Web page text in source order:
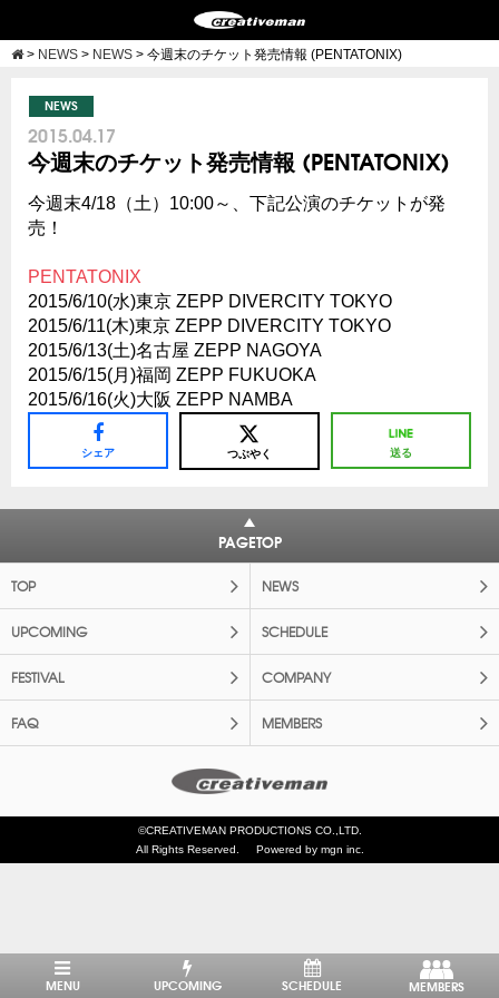
> NEWS > NEWS > 今週末のチケット発売情報 (PENTATONIX)
NEWS
2015.04.17
今週末のチケット発売情報 (PENTATONIX)
今週末4/18（土）10:00～、下記公演のチケットが発
売！
PENTATONIX
2015/6/10(水)東京 ZEPP DIVERCITY TOKYO
2015/6/11(木)東京 ZEPP DIVERCITY TOKYO
2015/6/13(土)名古屋 ZEPP NAGOYA
2015/6/15(月)福岡 ZEPP FUKUOKA
2015/6/16(火)大阪 ZEPP NAMBA
シェア つぶやく 送る
PAGETOP
TOP NEWS
UPCOMING SCHEDULE
FESTIVAL COMPANY
FAQ MEMBERS
©CREATIVEMAN PRODUCTIONS CO.,LTD.
All Rights Reserved.
Powered by mgn inc.
MENU UPCOMING SCHEDULE MEMBERS